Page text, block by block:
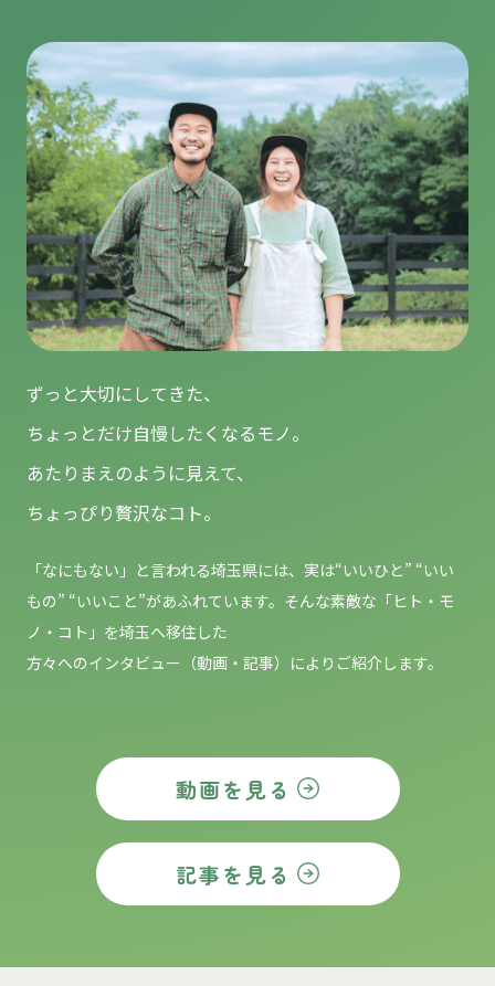
ずっと大切にしてきた、
ちょっとだけ自慢したくなるモノ。
あたりまえのように見えて、
ちょっぴり贅沢なコト。
「なにもない」と言われる埼玉県には、実は“いいひと” “いい
もの” “いいこと”があふれています。そんな素敵な「ヒト・モ
ノ・コト」を埼玉へ移住した
方々へのインタビュー（動画・記事）によりご紹介します。
動画を見る
記事を見る